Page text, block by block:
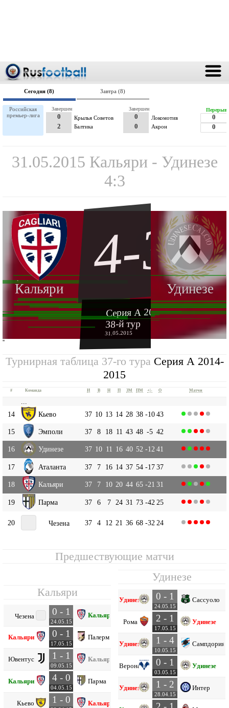
Сегодня (8) Завтра (8)
Российская
премьер-лига
Крылья Советов
0
2
Балтика
Завершен
Локомотив
0
0
Акрон
Завершен
0
0
Перерыв
31.05.2015 Кальяри - Удинезе
4:3
Кальяри Удинезе
4-3
Серия А 2014-2015
38-й тур
31.05.2015
''
Турнирная таблица 37-го тура Серия А 2014-
2015
# Команда И В Н П ЗМ ПМ +|- О Матчи
14
Кьево 37 10 13 14 28 38 -10 43
15 Эмполи 37 8 18 11 43 48 -5 42
16 Удинезе 37 10 11 16 40 52 -12 41
17 Аталанта 37 7 16 14 37 54 -17 37
18 Кальяри 37 7 10 20 44 65 -21 31
19 Парма 37 6 7 24 31 73 -42 25
20 Чезена 37 4 12 21 36 68 -32 24
Предшествующие матчи
Кальяри
Чезена 0 - 1
24.05.15
Кальяри
Кальяри 0 - 1
17.05.15
Палермо
Ювентус 1 - 1
09.05.15
Кальяри
Кальяри 4 - 0
04.05.15
Парма
Кьево 1 - 0 Кальяри
Удинезе
Удинезе 0 - 1
24.05.15
Сассуоло
Рома 2 - 1
17.05.15
Удинезе
Удинезе 1 - 4
10.05.15
Сампдория
Верона 0 - 1
03.05.15
Удинезе
Удинезе 1 - 2
28.04.15
Интер